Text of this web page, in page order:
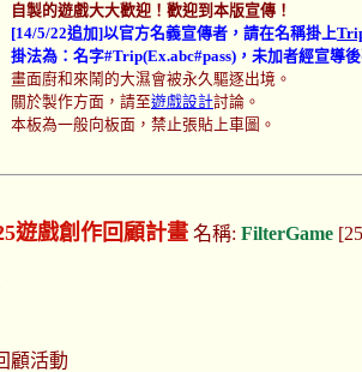
自製的遊戲大大歡迎！歡迎到本版宣傳！
[14/5/22追加]以官方名義宣傳者，請在名稱掛上
掛法為：名字#Trip(Ex.abc#pass)，未加者經宣導
畫面廚和來鬧的大濕會被永久驅逐出境。
關於製作方面，請至遊戲設計討論。
本板為一般向板面，禁止張貼上車圖。
遊戲創作回顧計畫 名稱:FilterGame
顧活動